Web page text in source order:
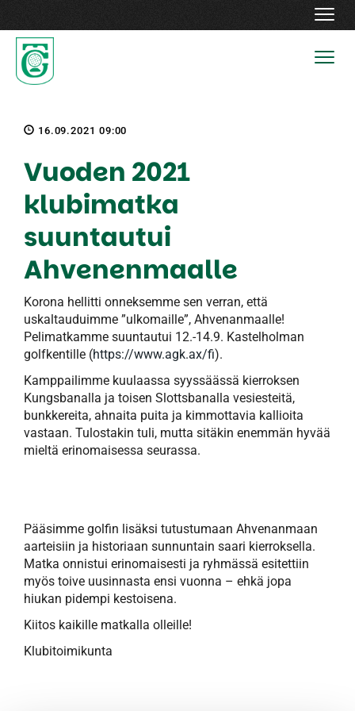
16.09.2021 09:00
Vuoden 2021
klubimatka
suuntautui
Ahvenenmaalle
Korona hellitti onneksemme sen verran, että
uskaltauduimme ”ulkomaille”, Ahvenanmaalle!
Pelimatkamme suuntautui 12.-14.9. Kastelholman
golfkentille (https://www.agk.ax/fi).
Kamppailimme kuulaassa syyssäässä kierroksen
Kungsbanalla ja toisen Slottsbanalla vesiesteitä,
bunkkereita, ahnaita puita ja kimmottavia kallioita
vastaan. Tulostakin tuli, mutta sitäkin enemmän hyvää
mieltä erinomaisessa seurassa.
Pääsimme golfin lisäksi tutustumaan Ahvenanmaan
aarteisiin ja historiaan sunnuntain saari kierroksella.
Matka onnistui erinomaisesti ja ryhmässä esitettiin
myös toive uusinnasta ensi vuonna – ehkä jopa
hiukan pidempi kestoisena.
Kiitos kaikille matkalla olleille!
Klubitoimikunta